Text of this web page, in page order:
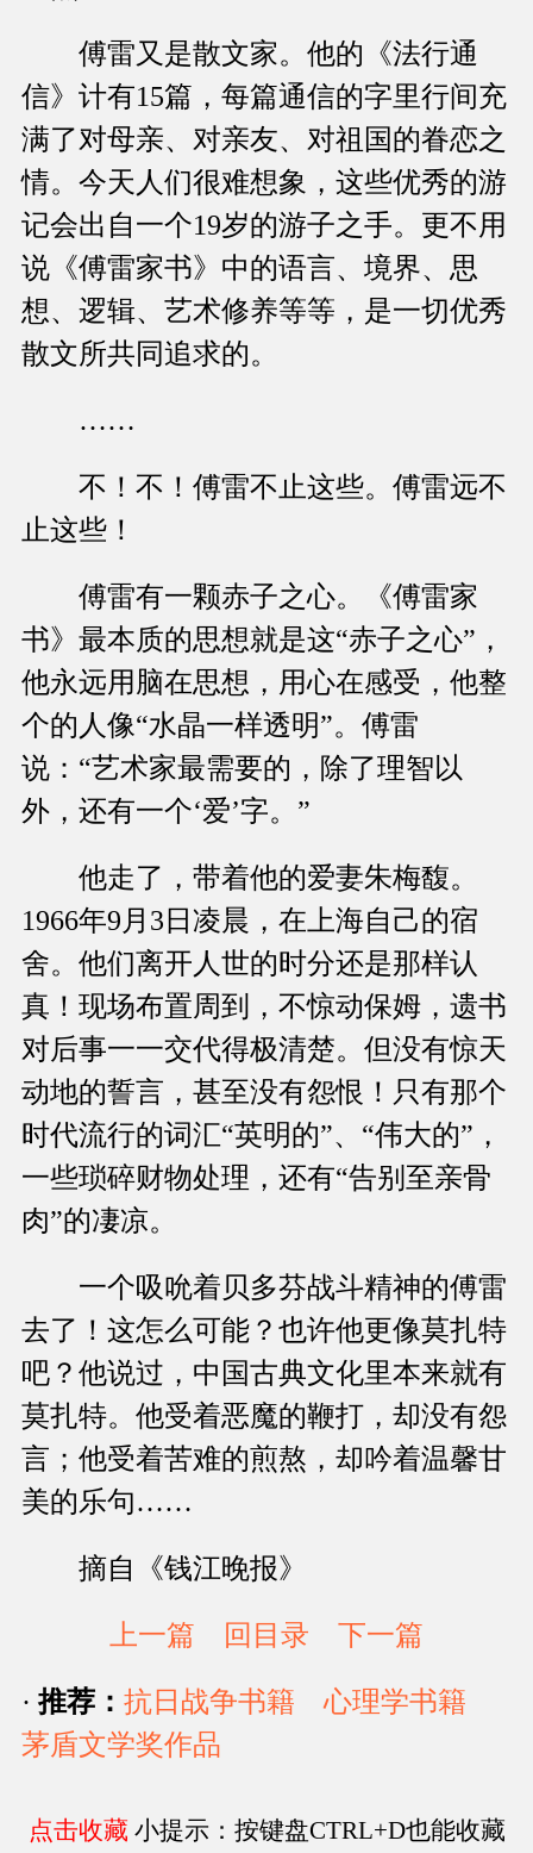
傅雷又是散文家。他的《法行通
信》计有15篇，每篇通信的字里行间充
满了对母亲、对亲友、对祖国的眷恋之
情。今天人们很难想象，这些优秀的游
记会出自一个19岁的游子之手。更不用
说《傅雷家书》中的语言、境界、思
想、逻辑、艺术修养等等，是一切优秀
散文所共同追求的。
……
不！不！傅雷不止这些。傅雷远不
止这些！
傅雷有一颗赤子之心。《傅雷家
书》最本质的思想就是这“赤子之心”，
他永远用脑在思想，用心在感受，他整
个的人像“水晶一样透明”。傅雷
说：“艺术家最需要的，除了理智以
外，还有一个‘爱’字。”
他走了，带着他的爱妻朱梅馥。
1966年9月3日凌晨，在上海自己的宿
舍。他们离开人世的时分还是那样认
真！现场布置周到，不惊动保姆，遗书
对后事一一交代得极清楚。但没有惊天
动地的誓言，甚至没有怨恨！只有那个
时代流行的词汇“英明的”、“伟大的”，
一些琐碎财物处理，还有“告别至亲骨
肉”的凄凉。
一个吸吮着贝多芬战斗精神的傅雷
去了！这怎么可能？也许他更像莫扎特
吧？他说过，中国古典文化里本来就有
莫扎特。他受着恶魔的鞭打，却没有怨
言；他受着苦难的煎熬，却吟着温馨甘
美的乐句……
摘自《钱江晚报》
上一篇 回目录 下一篇
· 推荐： 抗日战争书籍
心理学书籍
茅盾文学奖作品
点击收藏 小提示：按键盘CTRL+D也能收藏